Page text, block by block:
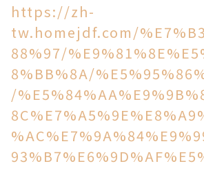
https://zh-
tw.homejdf.com/
88%97/
8%BB%8A/
/